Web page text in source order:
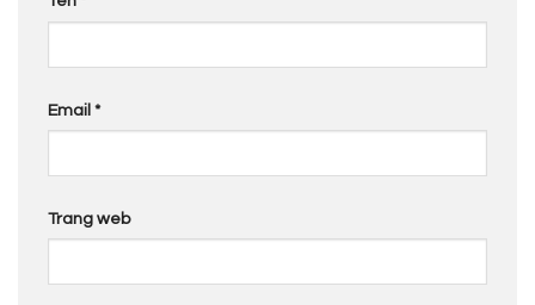
Email *
Trang web